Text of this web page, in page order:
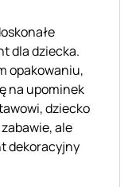
dla dziecka.
opakowaniu,
na upominek
dziecko
ale
dekoracyjny